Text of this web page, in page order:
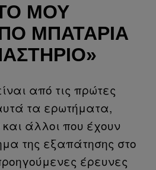
ΜΟΥ
ΜΠΑΤΑΡΊΑ
από τις πρώτες
τα ερωτήματα,
άλλοι που έχουν
της εξαπάτησης στο
έρευνες